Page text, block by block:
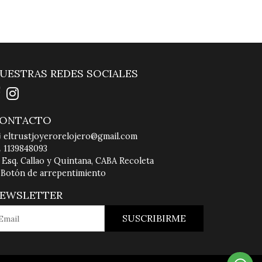
REDES SOCIALES
eltrustjoyerorelojero@gmail.com
1139848093
Esq. Callao y Quintana, CABA Recoleta
Botón de arrepentimiento
SUSCRIBIRME